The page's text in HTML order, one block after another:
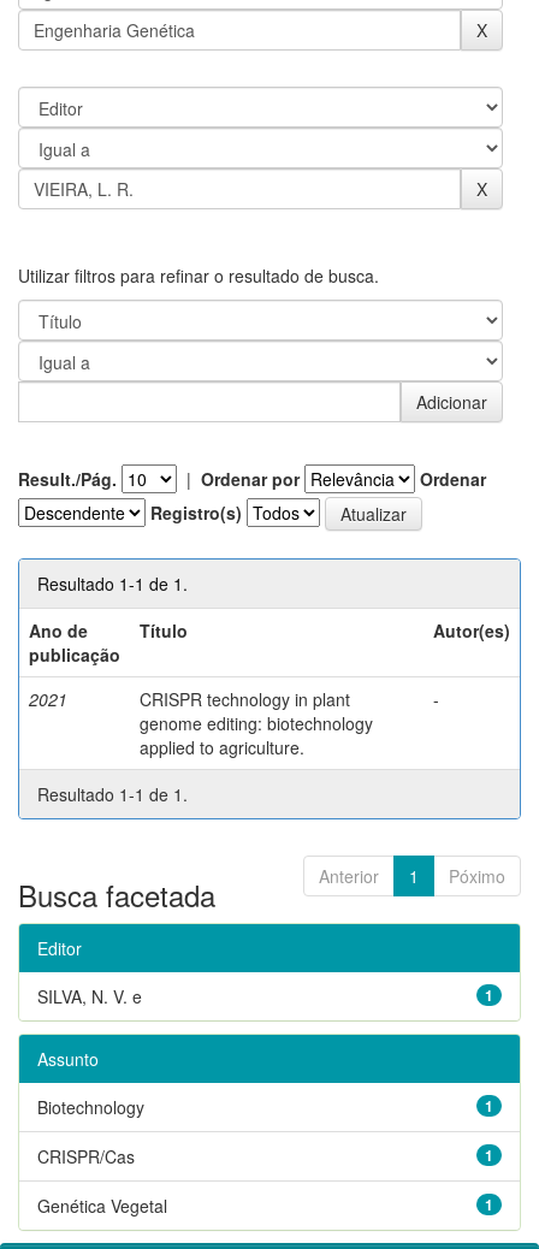
Utilizar filtros para refinar o resultado de busca.
Result./Pág. | Ordenar por
Ordenar
Registro(s)
Resultado 1-1 de 1.
Ano de
publicação
Título Autor(es)
2021
CRISPR technology in plant
genome editing: biotechnology
applied to agriculture.
-
Resultado 1-1 de 1.
Anterior 1 Póximo
Busca facetada
Editor
1
SILVA, N. V. e
Assunto
1
Biotechnology
1
CRISPR/Cas
1
Genética Vegetal